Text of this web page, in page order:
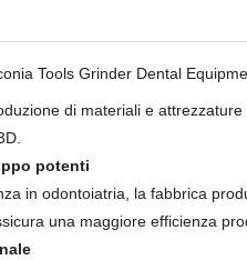
di materiali e
potenti
in odontoiatria, la fabbrica
una maggiore efficienza